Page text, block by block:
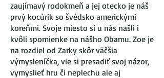
zaujímavý rodokmeň a jej otecko je náš
prvý kocúrik so švédsko americkými
koreňmi. Svoje miesto si u nás našli i
kvôli spomienke na nášho Obamu. Zoe je
na rozdiel od Zarky skôr väčšia
výmysleníčka, vie si presadiť svoj názor,
vymyslieť hru či neplechu ale aj